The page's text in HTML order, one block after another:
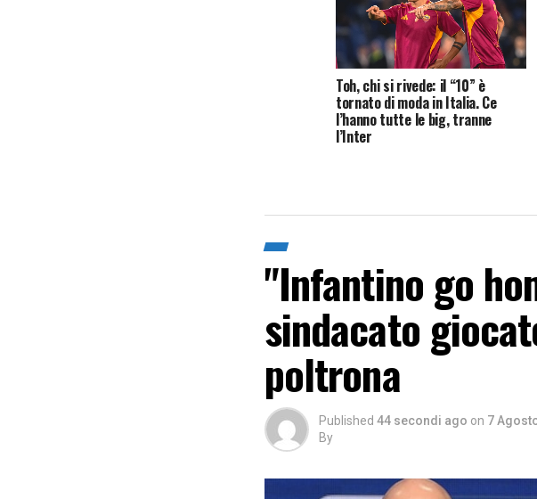
Toh, chi si rivede: il “10” è
tornato di moda in Italia. Ce
l’hanno tutte le big, tranne
l’Inter
"Infantino go
sindacato
poltrona
Published 44 secondi ago on 7
By